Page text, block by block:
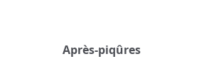
Après-piqûres